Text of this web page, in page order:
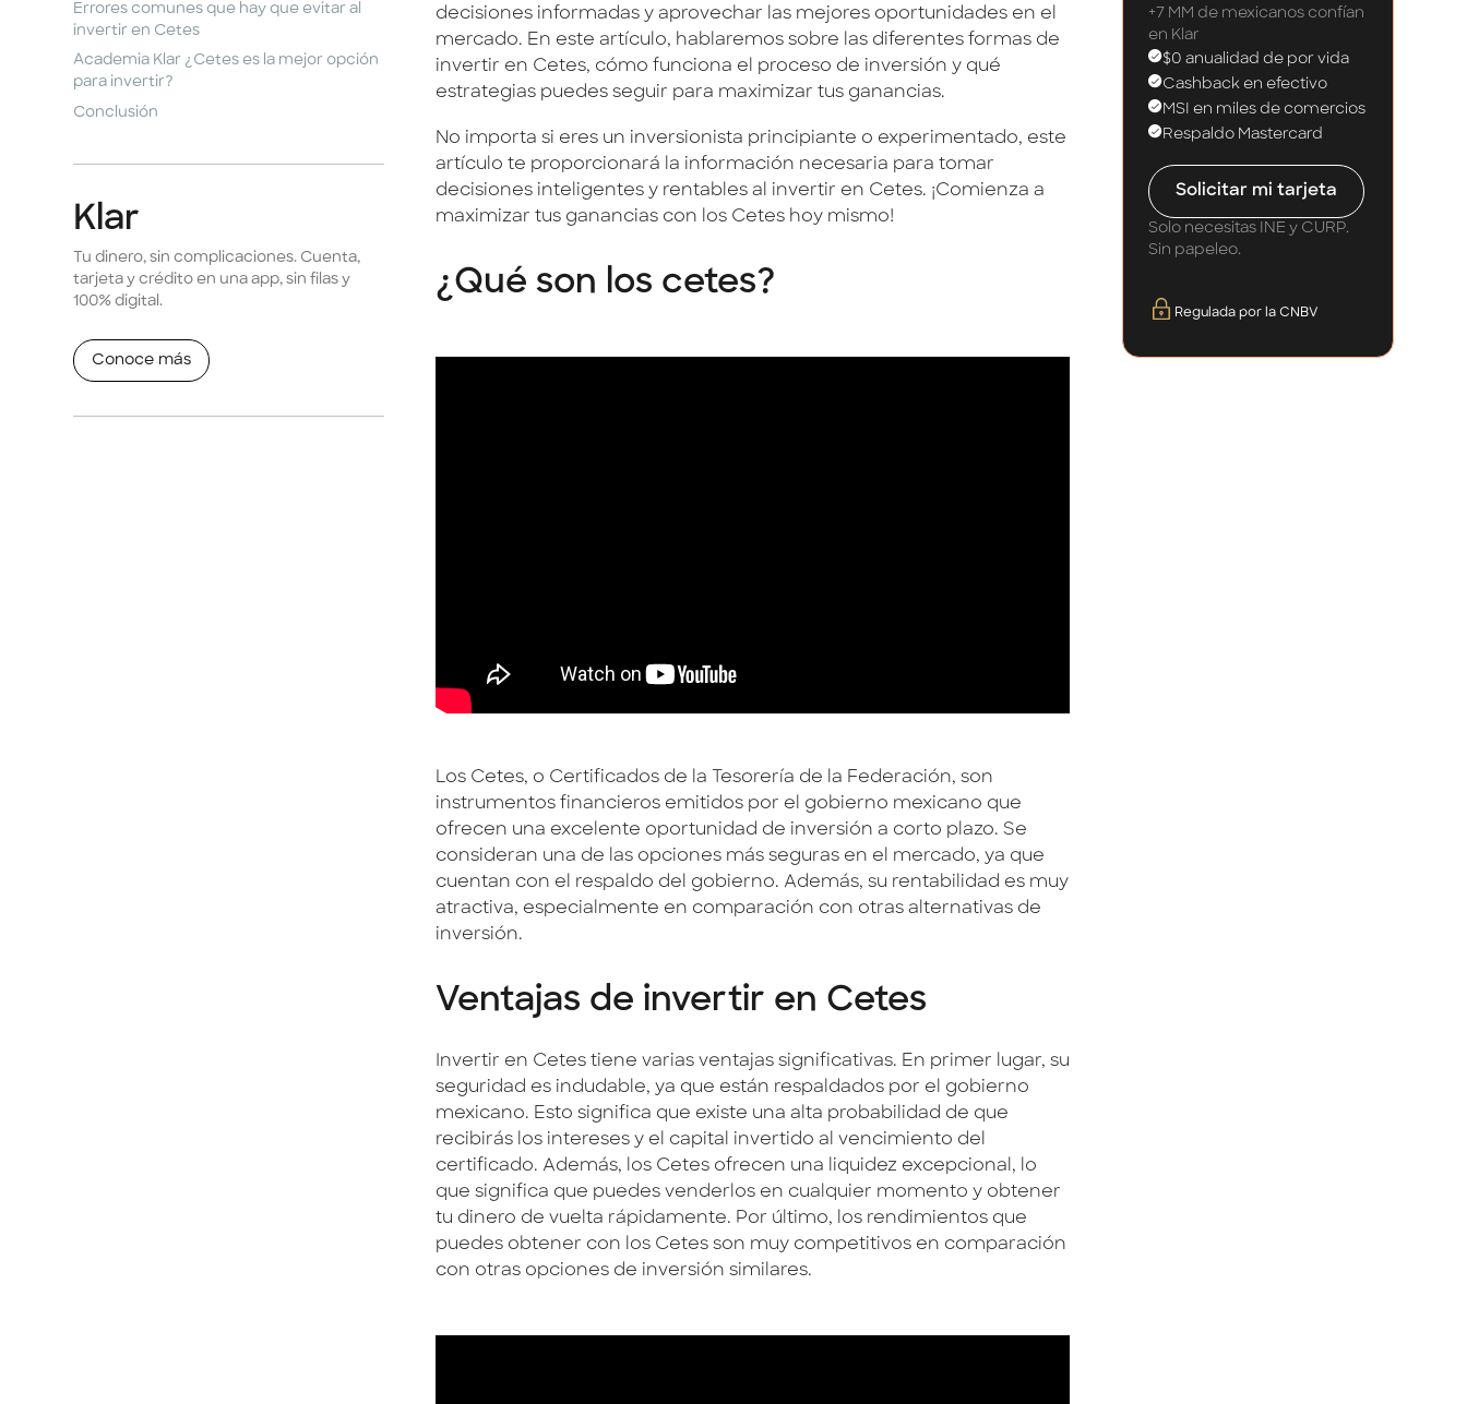
Errores comunes que hay que evitar al
invertir en Cetes
Academia Klar ¿Cetes es la mejor opción
para invertir?
Conclusión
Klar
Tu dinero, sin complicaciones. Cuenta,
tarjeta y crédito en una app, sin filas y
100% digital.
Conoce más
decisiones informadas y aprovechar las mejores oportunidades en el
mercado. En este artículo, hablaremos sobre las diferentes formas de
invertir en Cetes, cómo funciona el proceso de inversión y qué
estrategias puedes seguir para maximizar tus ganancias.
No importa si eres un inversionista principiante o experimentado, este
artículo te proporcionará la información necesaria para tomar
decisiones inteligentes y rentables al invertir en Cetes. ¡Comienza a
maximizar tus ganancias con los Cetes hoy mismo!
¿Qué son los cetes?
Los Cetes, o Certificados de la Tesorería de la Federación, son
instrumentos financieros emitidos por el gobierno mexicano que
ofrecen una excelente oportunidad de inversión a corto plazo. Se
consideran una de las opciones más seguras en el mercado, ya que
cuentan con el respaldo del gobierno. Además, su rentabilidad es muy
atractiva, especialmente en comparación con otras alternativas de
inversión.
Ventajas de invertir en Cetes
Invertir en Cetes tiene varias ventajas significativas. En primer lugar, su
seguridad es indudable, ya que están respaldados por el gobierno
mexicano. Esto significa que existe una alta probabilidad de que
recibirás los intereses y el capital invertido al vencimiento del
certificado. Además, los Cetes ofrecen una liquidez excepcional, lo
que significa que puedes venderlos en cualquier momento y obtener
tu dinero de vuelta rápidamente. Por último, los rendimientos que
puedes obtener con los Cetes son muy competitivos en comparación
con otras opciones de inversión similares.
+7 MM de mexicanos confían
en Klar
$0 anualidad de por vida
Cashback en efectivo
MSI en miles de comercios
Respaldo Mastercard
Solicitar mi tarjeta
Solo necesitas INE y CURP.
Sin papeleo.
Regulada por la CNBV